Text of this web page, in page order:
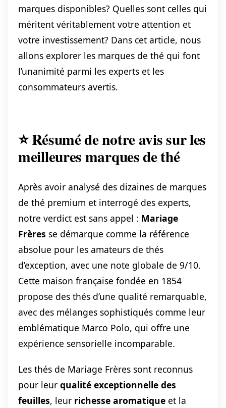
marques disponibles? Quelles sont celles qui
méritent véritablement votre attention et
votre investissement? Dans cet article, nous
allons explorer les marques de thé qui font
l’unanimité parmi les experts et les
consommateurs avertis.
⭐ Résumé de notre avis sur les
meilleures marques de thé
Après avoir analysé des dizaines de marques
de thé premium et interrogé des experts,
notre verdict est sans appel : Mariage
Frères se démarque comme la référence
absolue pour les amateurs de thés
d’exception, avec une note globale de 9/10.
Cette maison française fondée en 1854
propose des thés d’une qualité remarquable,
avec des mélanges sophistiqués comme leur
emblématique Marco Polo, qui offre une
expérience sensorielle incomparable.
Les thés de Mariage Frères sont reconnus
pour leur qualité exceptionnelle des
feuilles, leur richesse aromatique et la